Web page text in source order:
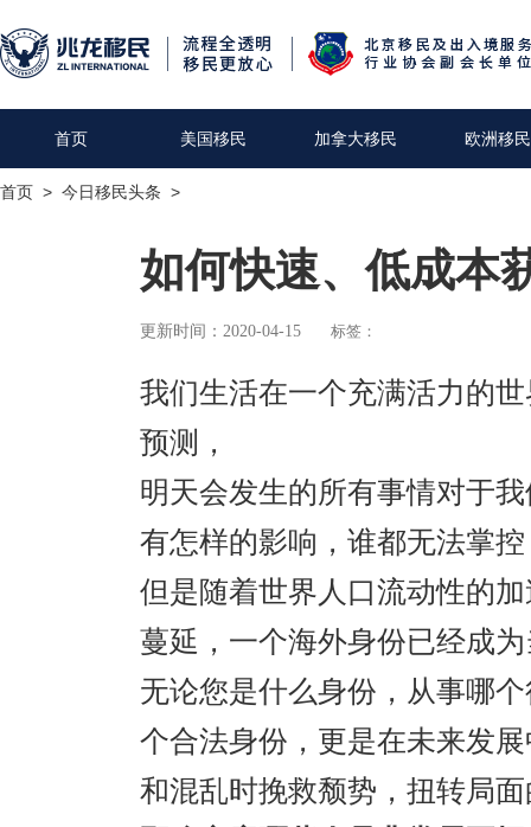
首页 美国移民 加拿大移民 欧洲移民
首页 > 今日移民头条 >
如何快速、低成本
更新时间：2020-04-15 标签：
我们生活在一个充满活力的
预测，
明天会发生的所有事情对于
有怎样的影响，谁都无法掌
但是随着世界人口流动性的
蔓延，一个海外身份已经成
无论您是什么身份，从事哪
个合法身份，更是在未来发
和混乱时挽救颓势，扭转局